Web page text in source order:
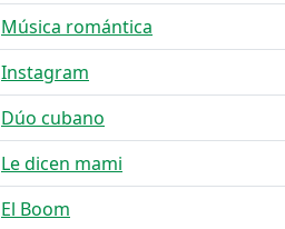
Música romántica
Instagram
Dúo cubano
Le dicen mami
El Boom